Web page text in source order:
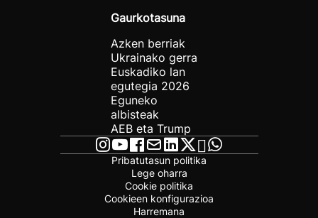
Gaurkotasuna
Azken berriak
Ukrainako gerra
Euskadiko lan
egutegia 2026
Eguneko
albisteak
AEB eta Trump
Pribatutasun politika
Lege oharra
Cookie politika
Cookieen konfigurazioa
Harremana